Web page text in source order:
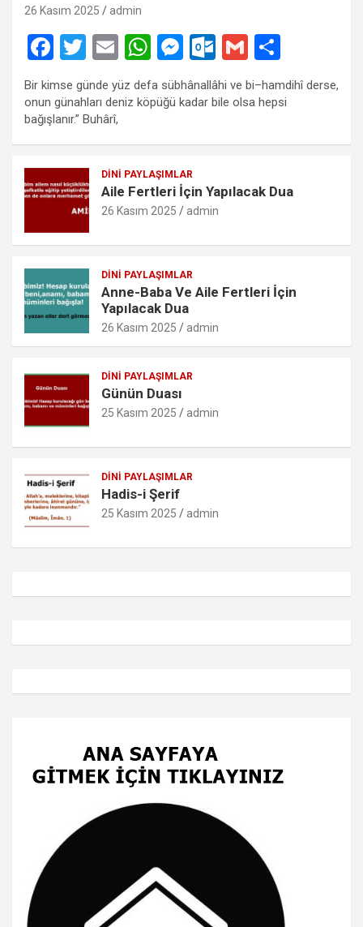
26 Kasım 2025 admin
F
ce
b
o
o
k
T
wi
tt
er
E
m
ail
W
h
at
A
p
p
M
es
se
g
er
O
ut
lo
k.
o
G
m
ail
h
ar
Bir kimse günde yüz defa sübhânallâhi ve bi–hamdihî derse,
onun günahları deniz köpüğü kadar bile olsa hepsi
bağışlanır.” Buhârî,
DINI PAYLAŞIMLAR
Aile Fertleri İçin Yapılacak Dua
26 Kasım 2025 admin
DINI PAYLAŞIMLAR
Anne-Baba Ve Aile Fertleri İçin
Yapılacak Dua
26 Kasım 2025 admin
DINI PAYLAŞIMLAR
Günün Duası
25 Kasım 2025 admin
DINI PAYLAŞIMLAR
Hadis-i Şerif
25 Kasım 2025 admin